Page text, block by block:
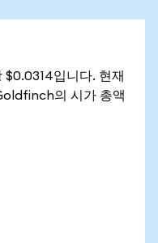
입니다. 현재
의 시가 총액